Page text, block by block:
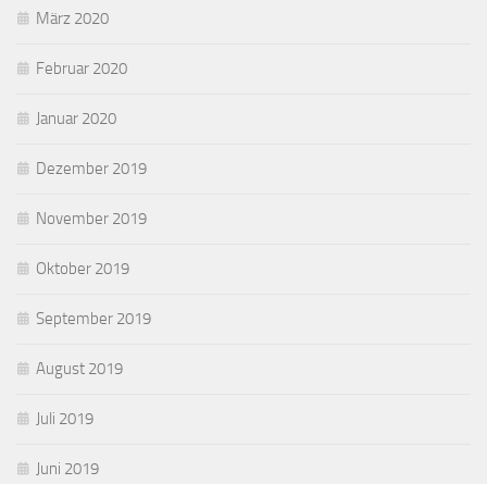
März 2020
Februar 2020
Januar 2020
Dezember 2019
November 2019
Oktober 2019
September 2019
August 2019
Juli 2019
Juni 2019